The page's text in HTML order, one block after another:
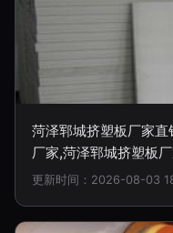
菏泽郓城挤塑板厂家
厂家,菏泽郓城挤塑板
更新时间：2026-08-03